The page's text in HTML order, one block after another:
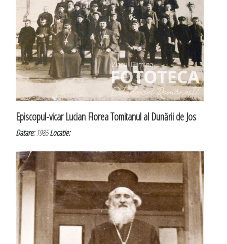
Episcopul-vicar Lucian Florea Tomitanul al Dunării de Jos
Datare:1985Locatie: